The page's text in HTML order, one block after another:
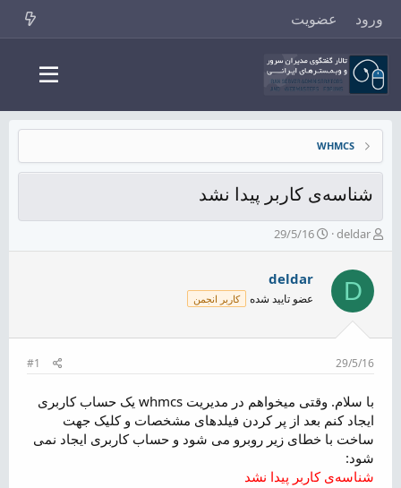
ورود عضویت
WHMCS
شناسه‌ی کاربر پیدا نشد
ش
ر
ع
ه
و
ض
و
ع
deldar
ت
ا
ی
خ
29/5/16
D
deldar
عضو تایید شده کاربر انجمن
29/5/16
#1
با سلام. وقتی میخواهم در مدیریت whmcs یک حساب کاربری
ایجاد کنم بعد از پر کردن فیلدهای مشخصات و کلیک جهت
ساخت با خطای زیر روبرو می شود و حساب کاربری ایجاد نمی
شود:
شناسه‌ی کاربر پیدا نشد